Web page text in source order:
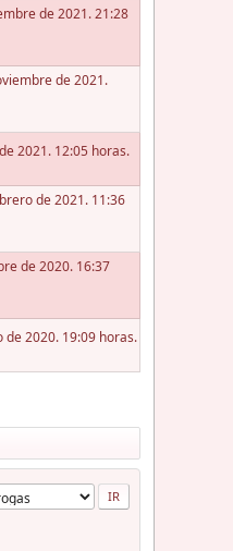
de 2021. 21:28
de 2021.
2021. 12:05 horas.
de 2021. 11:36
de 2020. 16:37
de 2020. 19:09 horas.